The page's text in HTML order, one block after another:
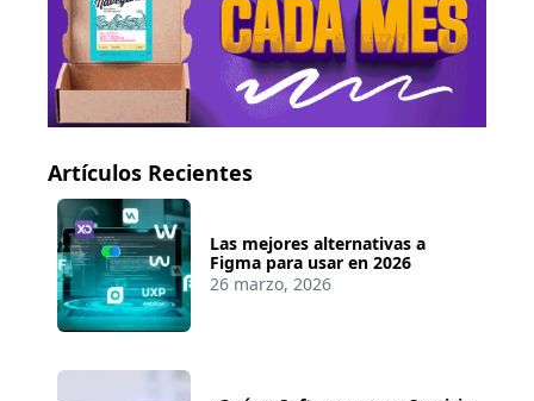
Artículos Recientes
Las mejores alternativas a
Figma para usar en 2026
26 marzo, 2026